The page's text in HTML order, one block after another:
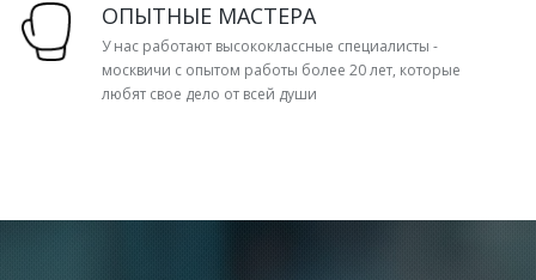
ОПЫТНЫЕ МАСТЕРА
У нас работают высококлассные специалисты -
москвичи с опытом работы более 20 лет, которые
любят свое дело от всей души